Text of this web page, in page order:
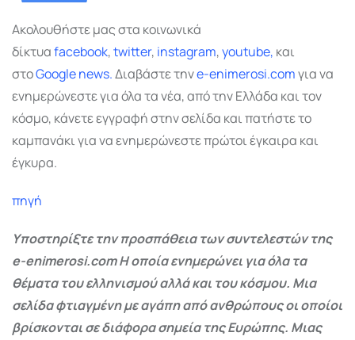
Ακολουθήστε μας στα κοινωνικά
δίκτυαfacebook,twitter, instagram,youtube, και
στοGooglenews.Διαβάστε τηνe-enimerosi.comγια να
ενημερώνεστε για όλα τα νέα, από την Ελλάδα και τον
κόσμο, κάνετε εγγραφή στην σελίδα και πατήστε το
καμπανάκι για να ενημερώνεστε πρώτοι έγκαιρα και
έγκυρα.
πηγή
Υποστηρίξτε την προσπάθεια των συντελεστών της
e-enimerosi.com Η οποία ενημερώνει για όλα τα
θέματα του ελληνισμού αλλά και του κόσμου. Μια
σελίδα φτιαγμένη με αγάπη από ανθρώπους οι οποίοι
βρίσκονται σε διάφορα σημεία της Ευρώπης. Μιας